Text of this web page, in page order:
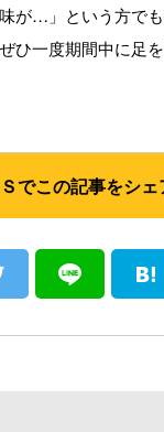
味が…」という方で
ひ一度期間中に足
でこの記事をシェ